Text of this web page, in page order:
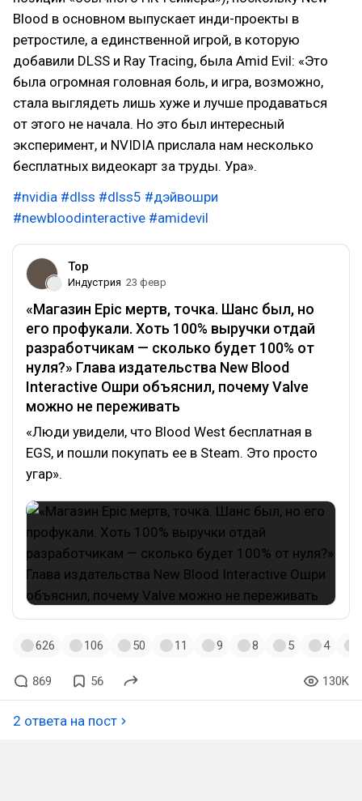
Blood в основном выпускает инди-проекты в
ретростиле, а единственной игрой, в которую
добавили DLSS и Ray Tracing, была Amid Evil: «Это
была огромная головная боль, и игра, возможно,
стала выглядеть лишь хуже и лучше продаваться
от этого не начала. Но это был интересный
эксперимент, и NVIDIA прислала нам несколько
бесплатных видеокарт за труды. Ура».
#nvidia #dlss #dlss5 #дэйвошри
#newbloodinteractive #amidevil
Top
Индустрия 23 февр
«Магазин Epic мертв, точка. Шанс был, но
его профукали. Хоть 100% выручки отдай
разработчикам — сколько будет 100% от
нуля?» Глава издательства New Blood
Interactive Ошри объяснил, почему Valve
можно не переживать
«Люди увидели, что Blood West бесплатная в
EGS, и пошли покупать ее в Steam. Это просто
угар».
626 106 50 11 9 8 5 4
869 56 130K
2 ответа на пост